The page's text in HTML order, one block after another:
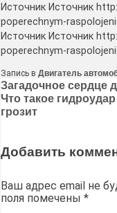
Источник Источник
poperechnym-
Источник Источник
poperechnym-
Запись в Двигатель
Навигация
по
Загадочное сердце
Что такое
грозит
Добавить
Ваш адрес email не
поля помечены *